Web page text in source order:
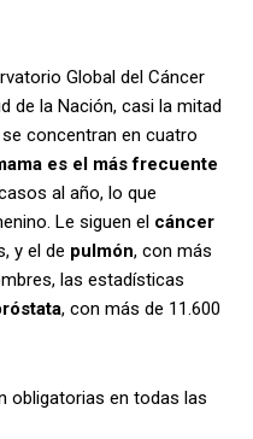
Global del Cáncer
de la Nación, casi la mitad
concentran en cuatro
es el más frecuente
al año, lo que
Le siguen el cáncer
y el de pulmón, con más
las estadísticas
, con más de 11.600
obligatorias en todas las